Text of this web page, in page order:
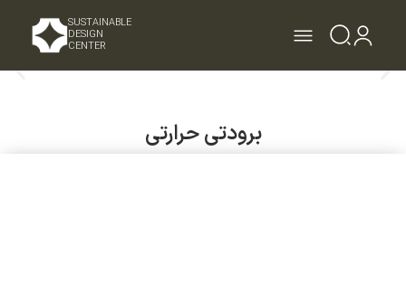
SUSTAINABLE
DESIGN
CENTER
برودتی حرارتی